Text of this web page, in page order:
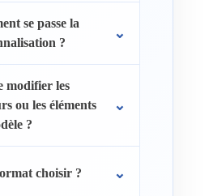
se passe la
?
modifier les
ou les éléments
?
choisir ?